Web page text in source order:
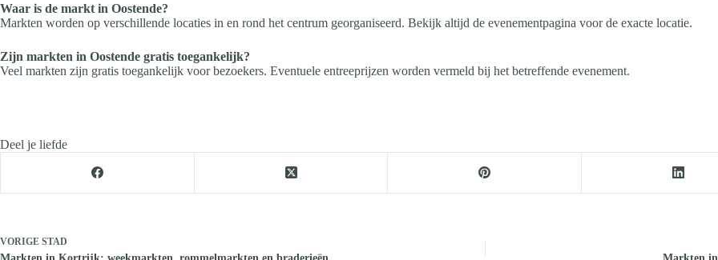
Waar is de markt in Oostende?
Markten worden op verschillende locaties in en rond het centrum georganiseerd. Bekijk altijd de evenementpagina voor de exacte locatie.
Zijn markten in Oostende gratis toegankelijk?
Veel markten zijn gratis toegankelijk voor bezoekers. Eventuele entreeprijzen worden vermeld bij het betreffende evenement.
Deel je liefde
VORIGE STAD